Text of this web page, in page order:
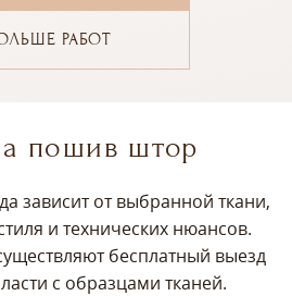
РАБОТ
пошив штор
зависит от выбранной ткани,
и технических нюансов.
бесплатный выезд
с образцами тканей.